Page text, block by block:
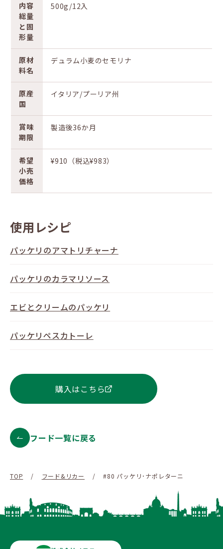
内容
総量
と固
形量
500g/12入
原材
料名
デュラム小麦のセモリナ
原産
国
イタリア/プーリア州
賞味
期限
製造後36か月
希望
小売
価格
¥910（税込¥983）
使用レシピ
パッケリのアマトリチャーナ
パッケリのカラマリソース
エビとクリームのパッケリ
パッケリペスカトーレ
購入はこちら
フード一覧に戻る
TOP / フード&リカー / #80 パッケリ･ナポレターニ